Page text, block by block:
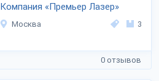
Компания «Премьер Лазер»
Москва 3
0 отзывов